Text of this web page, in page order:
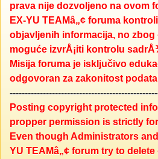
prava nije dozvoljeno na ovom
EX-YU TEAMâ„¢ foruma
objavljenih informacija, no
moguće izvrÅ¡iti kontrolu
Misija foruma je isključivo
odgovoran za zakonitost
Posting copyright protected
propper permission is strictly
Even though Administrators
YU TEAMâ„¢ forum try to